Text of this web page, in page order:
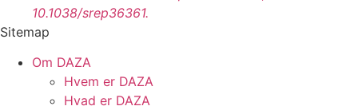
10.1038/srep36361.
Sitemap
Om DAZA
Hvem er DAZA
Hvad er DAZA